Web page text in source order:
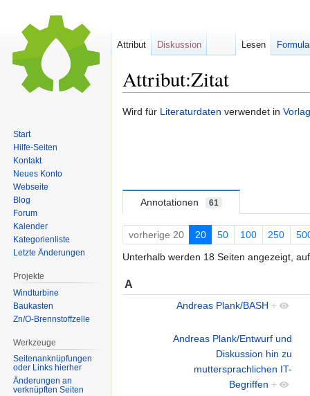
Attribut:Zitat
Zur
Zur
Wird für Literaturdaten verwendet in
Annotationen 61
vorherige 20 20 50 100 250
Unterhalb werden 18 Seiten angezeigt,
A
Andreas Plank/BASH +
Andreas Plank/Entwurf und
Diskussion hin zu
muttersprachlichen IT-
Begriffen +
Attribut Diskussion Lesen
Start
Hilfe-Seiten
Kontakt
Neues Konto
Webseite
Blog
Forum
Kalender
Kategorienliste
Letzte Änderungen
Projekte
Windturbine
Baukasten
Zn/O-Brennstoffzelle
Werkzeuge
Seitenanknüpfungen
oder Links hierher
Änderungen an
verknüpften Seiten